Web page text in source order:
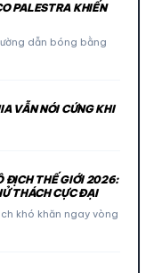
PALESTRA KHIẾN
dẫn bóng bằng
VẪN NÓI CỨNG KHI
ĐỊCH THẾ GIỚI 2026:
THÁCH CỰC ĐẠI
khó khăn ngay vòng